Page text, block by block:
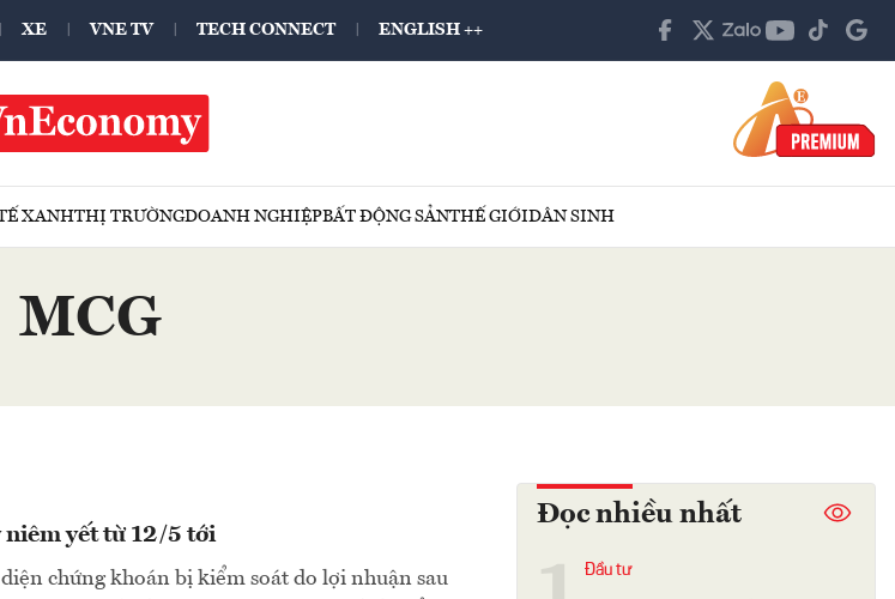
XE VNE TV TECH CONNECT ENGLISH ++
XANHTHỊ TRƯỜNGDOANH NGHIỆPBẤT ĐỘNG SẢNTHẾ GIỚIDÂN SINH
MCG
yết từ 12/5 tới
chứng khoán bị kiểm soát do lợi nhuận sau
Đọc nhiều nhất
Đầu tư